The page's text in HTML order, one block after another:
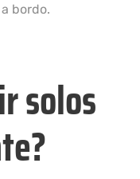
bordo.
solos